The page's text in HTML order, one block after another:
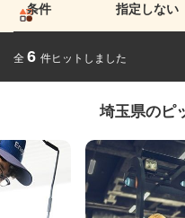
条件 指定しない
全 6 件ヒットしました
埼玉県のピ